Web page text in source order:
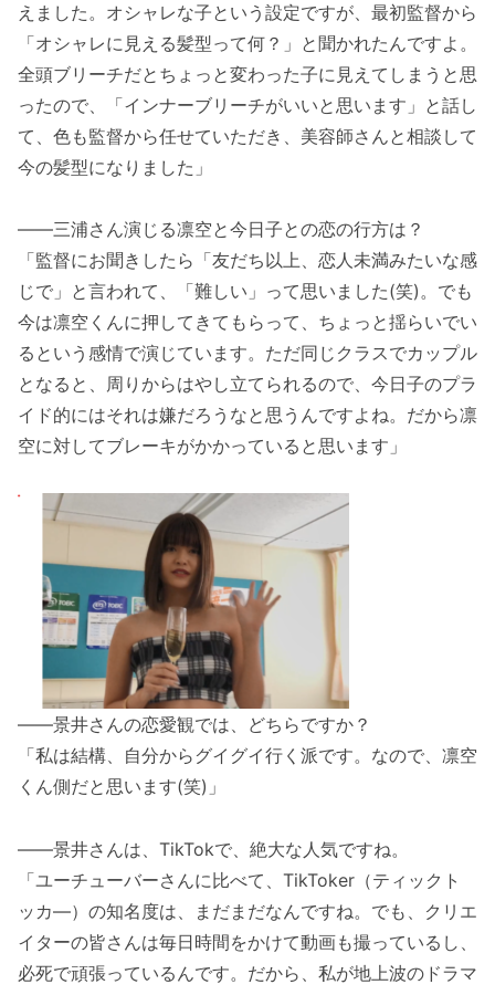
えました。オシャレな子という設定ですが、最初監督から
「オシャレに見える髪型って何？」と聞かれたんですよ。
全頭ブリーチだとちょっと変わった子に見えてしまうと思
ったので、「インナーブリーチがいいと思います」と話し
て、色も監督から任せていただき、美容師さんと相談して
今の髪型になりました」
――三浦さん演じる凛空と今日子との恋の行方は？
「監督にお聞きしたら「友だち以上、恋人未満みたいな感
じで」と言われて、「難しい」って思いました(笑)。でも
今は凛空くんに押してきてもらって、ちょっと揺らいでい
るという感情で演じています。ただ同じクラスでカップル
となると、周りからはやし立てられるので、今日子のプラ
イド的にはそれは嫌だろうなと思うんですよね。だから凛
空に対してブレーキがかかっていると思います」
――景井さんの恋愛観では、どちらですか？
「私は結構、自分からグイグイ行く派です。なので、凛空
くん側だと思います(笑)」
――景井さんは、TikTokで、絶大な人気ですね。
「ユーチューバーさんに比べて、TikToker（ティックト
ッカ―）の知名度は、まだまだなんですね。でも、クリエ
イターの皆さんは毎日時間をかけて動画も撮っているし、
必死で頑張っているんです。だから、私が地上波のドラマ